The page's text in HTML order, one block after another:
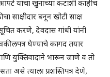
यांचा खुनाच्या कटाशी काहीच
साक्षीदार बनून खोटी साक्ष
करणे, देवदास गांधी यांनी
घेण्याचे कागद तयार
युक्तिवादाने भारून जाणे व तो
असे त्याला प्रशस्तिपत्र देणे,